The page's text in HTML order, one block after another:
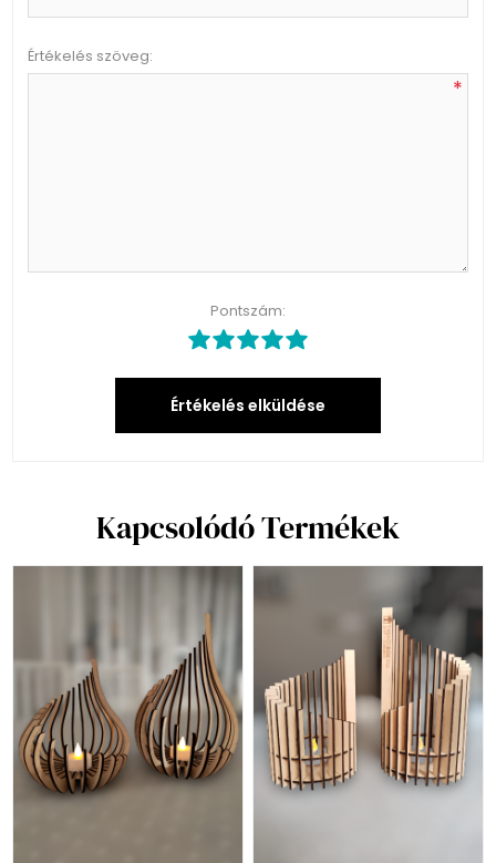
Értékelés szöveg:
*
Pontszám:
Értékelés elküldése
Kapcsolódó Termékek